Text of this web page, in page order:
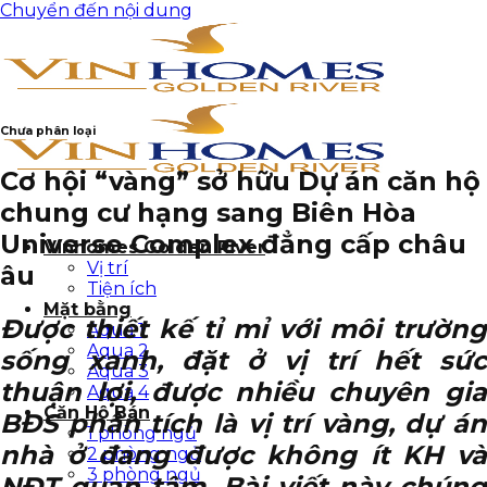
Chuyển đến nội dung
Vinhomes Golden River
Vị trí
Tiện ích
Mặt bằng
Aqua 1
Aqua 2
Aqua 3
Aqua 4
Căn Hộ Bán
1 phòng ngủ
2 phòng ngủ
3 phòng ngủ
Chưa phân loại
Cơ hội “vàng” sở hữu Dự án căn hộ
chung cư hạng sang Biên Hòa
Universe Complex đẳng cấp châu
âu
Được thiết kế tỉ mỉ với môi trường
sống xanh, đặt ở vị trí hết sức
thuận lợi, được nhiều chuyên gia
BĐS phân tích là vị trí vàng, dự án
nhà ở đang được không ít KH và